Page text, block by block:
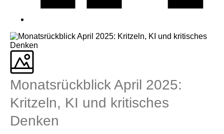
Monatsrückblick April 2025:
Kritzeln, KI und kritisches
Denken